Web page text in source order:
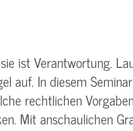
ist Verantwortung.
auf. In diesem
rechtlichen
Mit anschaulichen